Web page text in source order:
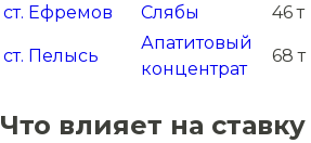
ст. Ефремов Слябы 46 т
ст. Пелысь
Апатитовый
концентрат
68 т
Что влияет на ставку